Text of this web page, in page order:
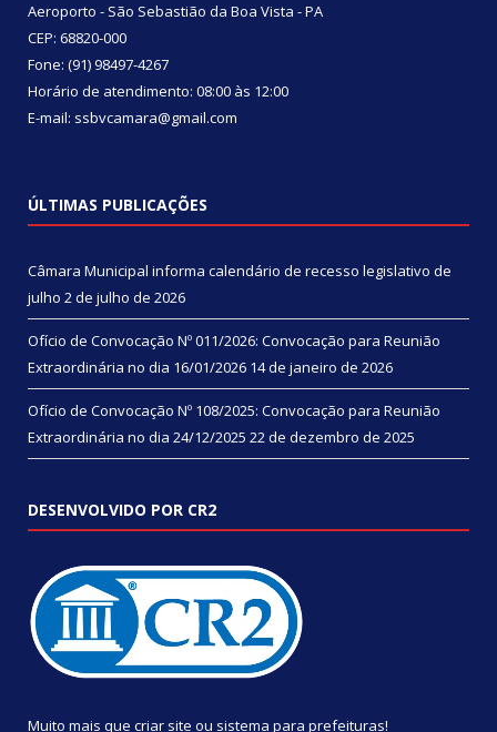
Aeroporto - São Sebastião da Boa Vista - PA
CEP: 68820-000
Fone: (91) 98497-4267
Horário de atendimento: 08:00 às 12:00
E-mail: ssbvcamara@gmail.com
ÚLTIMAS PUBLICAÇÕES
Câmara Municipal informa calendário de recesso legislativo de
julho 2 de julho de 2026
Ofício de Convocação Nº 011/2026: Convocação para Reunião
Extraordinária no dia 16/01/2026 14 de janeiro de 2026
Ofício de Convocação Nº 108/2025: Convocação para Reunião
Extraordinária no dia 24/12/2025 22 de dezembro de 2025
DESENVOLVIDO POR CR2
Muito mais que criar site ou sistema para prefeituras!